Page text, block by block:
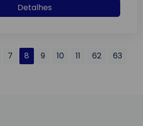
Detalhes
7 8 9 10 11 62 63